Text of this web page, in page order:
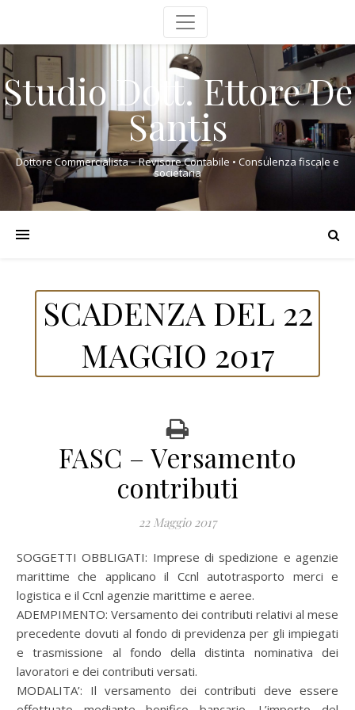
Studio Dott. Ettore De
Santis
Dottore Commercialista – Revisore Contabile • Consulenza fiscale e
societaria
SCADENZA DEL 22
MAGGIO 2017
FASC – Versamento
contributi
22 Maggio 2017
SOGGETTI OBBLIGATI: Imprese di spedizione e agenzie
marittime che applicano il Ccnl autotrasporto merci e
logistica e il Ccnl agenzie marittime e aeree.
ADEMPIMENTO: Versamento dei contributi relativi al mese
precedente dovuti al fondo di previdenza per gli impiegati
e trasmissione al fondo della distinta nominativa dei
lavoratori e dei contributi versati.
MODALITA’: Il versamento dei contributi deve essere